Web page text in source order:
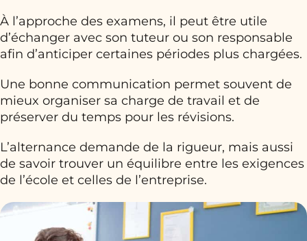
À l’approche des examens, il peut être utile
d’échanger avec son tuteur ou son responsable
afin d’anticiper certaines périodes plus chargées.
Une bonne communication permet souvent de
mieux organiser sa charge de travail et de
préserver du temps pour les révisions.
L’alternance demande de la rigueur, mais aussi
de savoir trouver un équilibre entre les exigences
de l’école et celles de l’entreprise.